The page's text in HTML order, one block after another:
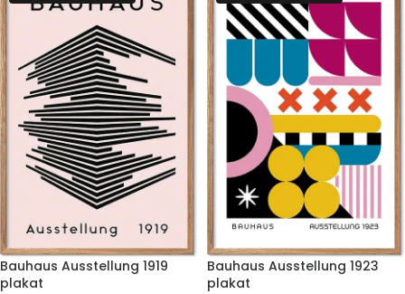
Bauhaus Ausstellung 1919
plakat
Bauhaus Ausstellung 1923
plakat